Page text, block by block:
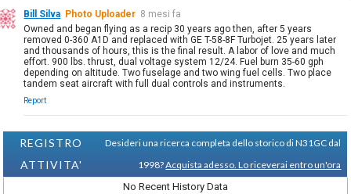
Bill Silva Photo Uploader 8 mesi fa
Owned and began flying as a recip 30 years ago then, after 5 years
removed 0-360 A1D and replaced with GE T-58-8F Turbojet. 25 years later
and thousands of hours, this is the final result. A labor of love and much
effort. 900 lbs. thrust, dual voltage system 12/24. Fuel burn 35-60 gph
depending on altitude. Two fuselage and two wing fuel cells. Two place
tandem seat aircraft with full dual controls and instruments.
Report
REGISTRO
ATTIVITA'
Desideri una ricerca completa dello storico di N31GC dal
1998?Acquista adesso. Lo riceverai entro un'ora
No Recent History Data